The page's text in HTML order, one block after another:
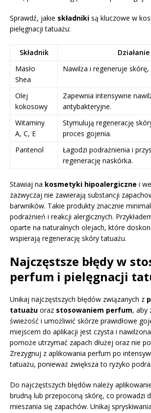
Sprawdź, jakie składniki są kluczowe w
pielęgnacji tatuażu:
Składnik
Działanie
Masło
Shea
Nawilża i regeneruje skórę,
Olej
kokosowy
Zapewnia intensywne
antybakteryjne.
Witaminy
A, C, E
Stymulują regenerację
proces gojenia.
Pantenol
Łagodzi podrażnienia i
regenerację naskórka.
Stawiaj na kosmetyki hipoalergiczne i
zazwyczaj nie zawierają substancji
barwników. Takie produkty znacznie
podrażnień i reakcji alergicznych.
oparte na naturalnych olejach, które
wspierają regenerację skóry tatuażu.
Najczęstsze błędy w
perfum i pielęgnacji
Unikaj najczęstszych błędów związanych z
tatuażu oraz stosowaniem perfum, aby
świeżość i umożliwić skórze prawidłowe
miejscem do aplikacji jest czysta i
pomoże utrzymać zapach dłużej oraz nie
Zrezygnuj z aplikowania perfum po
tatuażu, ponieważ zwiększa to ryzyko
Do najczęstszych błędów należy
brudną lub przepoconą skórę, co prowadzi
mieszania się zapachów. Unikaj